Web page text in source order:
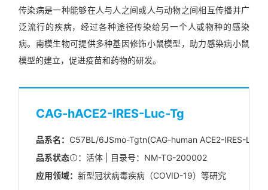
传染病是一种能够在人与人之间或人与动物之间相互传播并广
泛流行的疾病，经过各种途径传染给另一个人或物种的感染
病。南模生物可提供多种基因修饰小鼠模型，助力感染病小鼠
模型的建立，促进疫苗和药物的研发。
CAG-hACE2-IRES-Luc-Tg
品系名： C57BL/6JSmo-Tgtn(CAG-human ACE2-IRES-
品系状态
：活体 | 目录号：NM-TG-200002
应用领域：新型冠状病毒疾病（COVID-19）等研究